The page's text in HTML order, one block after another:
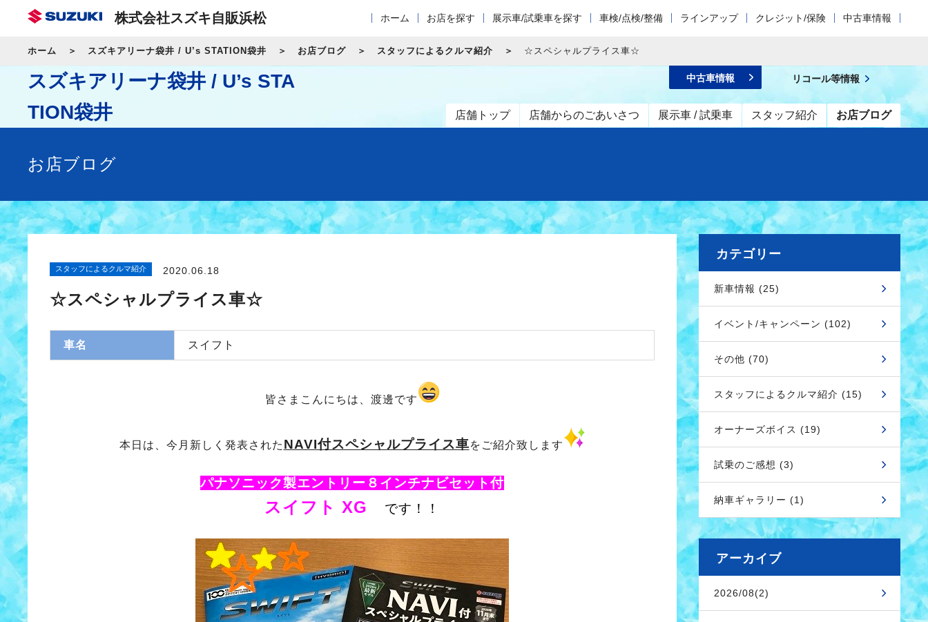
株式会社スズキ自販浜松 ホーム お店を探す 展示車/試乗車を探す 車検/点検/整備 ラインアップ クレジット/保険 中古車情報
ホーム スズキアリーナ袋井 / U’s STATION袋井 お店ブログ スタッフによるクルマ紹介 ☆スペシャルプライス車☆
スズキアリーナ袋井 / U’s STA
TION袋井
店舗トップ 店舗からのごあいさつ 展示車 / 試乗車 スタッフ紹介 お店ブログ
中古車情報 リコール等情報
お店ブログ
スタッフによるクルマ紹介 2020.06.18
☆スペシャルプライス車☆
車名 スイフト
皆さまこんにちは、渡邊です
本日は、今月新しく発表された NAVI付スペシャルプライス車をご紹介致します
パナソニック製エントリー８インチナビセット付
スイフト XG です！！
カテゴリー
新車情報 (25)
イベント/キャンペーン (102)
その他 (70)
スタッフによるクルマ紹介 (15)
オーナーズボイス (19)
試乗のご感想 (3)
納車ギャラリー (1)
アーカイブ
2026/08(2)